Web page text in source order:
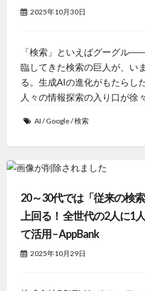
2025年10月30日
「検索」といえばグーグル
臨してきた検索の巨人が、い
る。生成AIの進化がもたらし
人々の情報探索の入り口が徐
AI /Google/検索
20～30代では「従来の検
上回る！ 全世代の2人に1
て活用 – AppBank
2025年10月29日